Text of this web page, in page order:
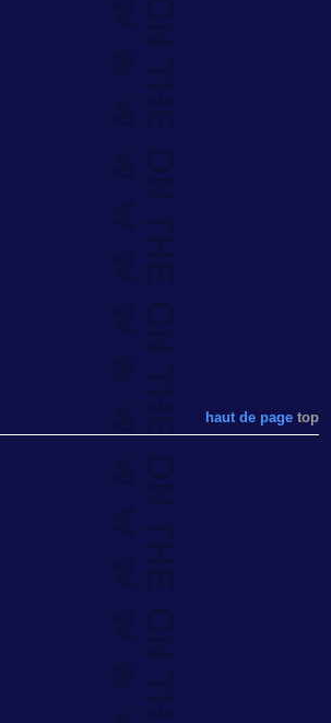
haut de page top